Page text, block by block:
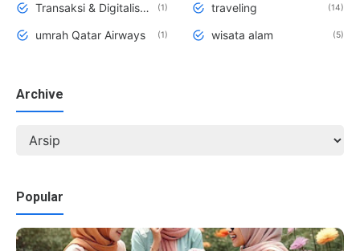
Transaksi & Digitalisasi BRI 1 traveling 14
umrah Qatar Airways 1 wisata alam 5
Archive
Popular